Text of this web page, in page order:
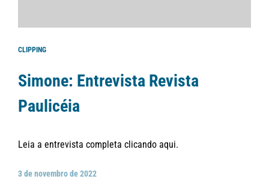
CLIPPING
Simone: Entrevista Revista
Paulicéia
Leia a entrevista completa clicando aqui.
3 de novembro de 2022